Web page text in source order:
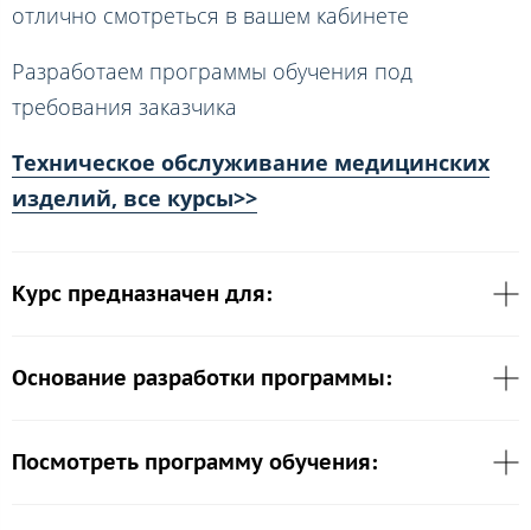
отлично смотреться в вашем кабинете
Разработаем программы обучения под
требования заказчика
Техническое обслуживание медицинских
изделий, все курсы>>
Курс предназначен для:
Основание разработки программы:
Посмотреть программу обучения: